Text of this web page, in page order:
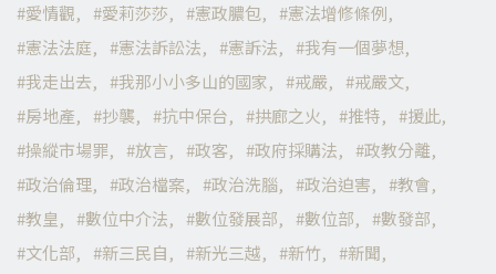
愛情觀
愛莉莎莎 憲政膿包
憲法增修條例
憲法法庭
憲法訴訟法 憲訴法
我有一個夢想
我走出去
我那小小多山的國家 戒嚴
戒嚴文
房地產
抄襲 抗中保台 拱廊之火 推特
援此
操縱市場罪
放言 政客 政府採購法
政教分離
政治倫理
政治檔案 政治洗腦 政治迫害
教會
教皇
數位中介法 數位發展部 數位部
數發部
文化部
新三民自 新光三越 新竹
新聞